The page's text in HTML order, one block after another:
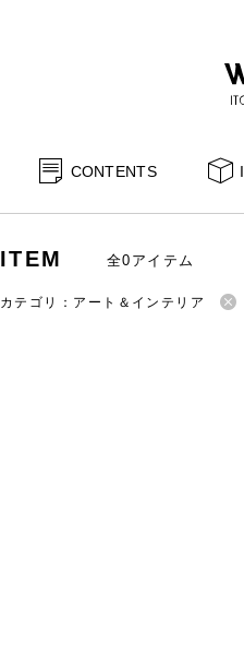
CONTENTS
ITEM 全0アイテム
カテゴリ：アート＆インテリア